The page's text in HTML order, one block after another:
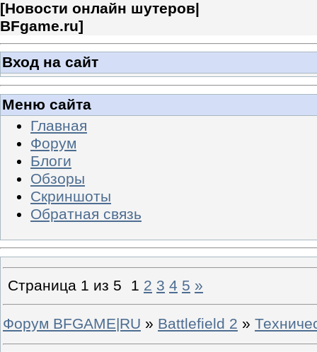
[Новости онлайн шутеров|
BFgame.ru]
Вход на сайт
Меню сайта
Главная
Форум
Блоги
Обзоры
Скриншоты
Обратная связь
Страница 1 из 5 1 2 3 4 5 »
Форум BFGAME|RU » Battlefield 2 »